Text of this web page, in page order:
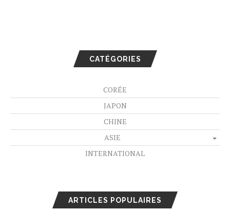
CATÉGORIES
CORÉE
JAPON
CHINE
ASIE
INTERNATIONAL
ARTICLES POPULAIRES